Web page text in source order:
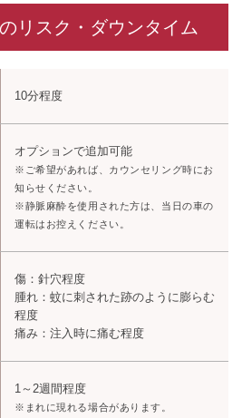
リスク・ダウンタイム
10分程度
オプションで追加可能
※ご希望があれば、カウンセリング時にお
知らせください。
※静脈麻酔を使用された方は、当日の車の
運転はお控えください。
傷：針穴程度
腫れ：蚊に刺された跡のように膨らむ
程度
痛み：注入時に痛む程度
1～2週間程度
※まれに現れる場合があります。